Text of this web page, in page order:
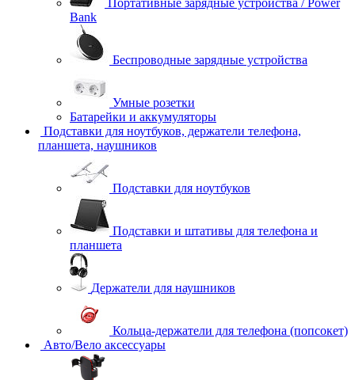
Портативные зарядные устройства / Power
Bank
Беспроводные зарядные устройства
Умные розетки
Батарейки и аккумуляторы
Подставки для ноутбуков, держатели телефона,
планшета, наушников
Подставки для ноутбуков
Подставки и штативы для телефона и
планшета
Держатели для наушников
Кольца-держатели для телефона (попсокет)
Авто/Вело аксессуары